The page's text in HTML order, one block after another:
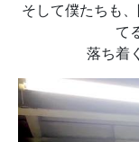
そして僕たちも
て
落ち着